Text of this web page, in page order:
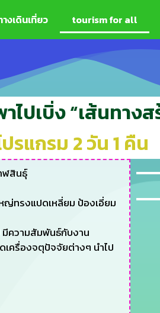
งเดินเที่ยว​ tourism for all
ไปเบิ่ง “เส้นทาง
ปรแกรม 2 วัน 1 คืน
ฬสินธุ์
ญ่ทรงแปดเหลี่ยม ป้องเอี่ยม
ความสัมพันธ์กับงาน
ครื่องจตุปัจจัยต่างๆ นำไป